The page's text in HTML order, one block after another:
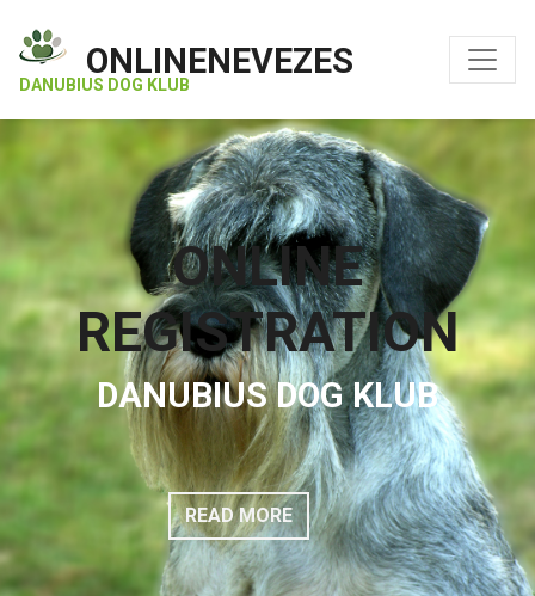
ONLINENEVEZES
DANUBIUS DOG KLUB
ONLINE
REGISTRATION
DANUBIUS DOG KLUB
READ MORE